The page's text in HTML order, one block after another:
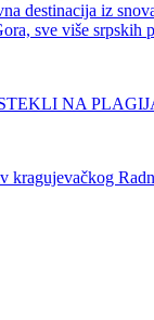
destinacija iz
sve više srpskih
NA
kragujevačkog